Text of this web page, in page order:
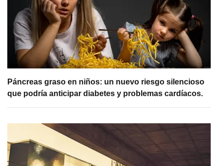
Páncreas graso en niños: un nuevo riesgo silencioso
que podría anticipar diabetes y problemas cardíacos.